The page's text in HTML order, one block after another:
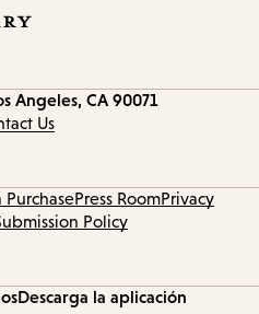
Angeles, CA 90071
Us
PurchasePress RoomPrivacy
Policy
Descarga la aplicación